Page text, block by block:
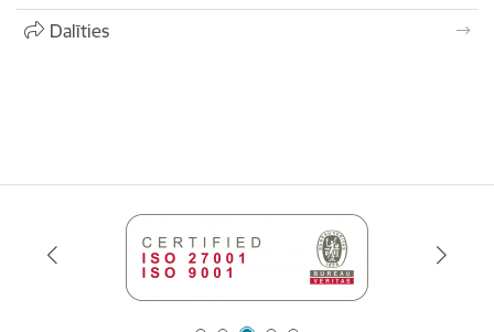
Dalīties